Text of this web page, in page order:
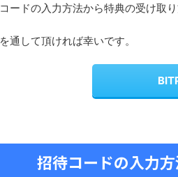
ードの入力方法から特典の受け取
通して頂ければ幸いです。
招待コードの入力